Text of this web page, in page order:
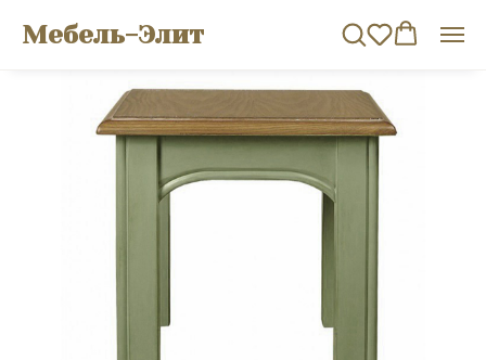
Мебель-Элит